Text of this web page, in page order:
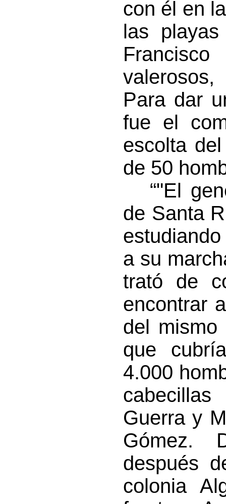
con él en
las
Para dar
fue el
escolta
de 50
“"El
de Santa
a su
trató de
encontrar
del
que
4.000
Guerra y
Gómez.
después
colonia